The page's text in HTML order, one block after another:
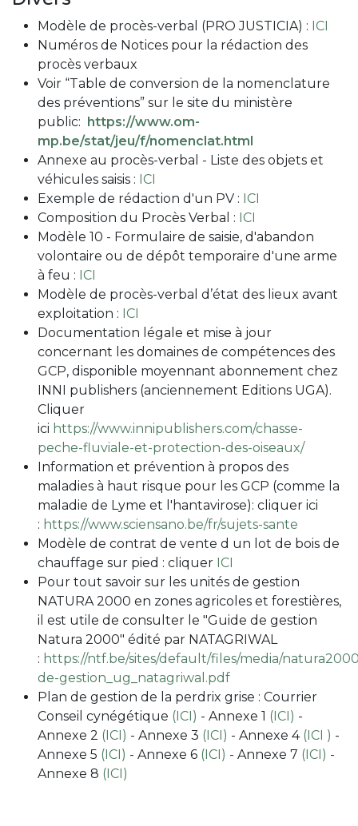
Modèle de procès-verbal (PRO JUSTICIA) : ICI
Numéros de Notices pour la rédaction des
procès verbaux
Voir “Table de conversion de la nomenclature
des préventions” sur le site du ministère
public: https://www.om-
mp.be/stat/jeu/f/nomenclat.html
Annexe au procès-verbal - Liste des objets et
véhicules saisis : ICI
Exemple de rédaction d'un PV : ICI
Composition du Procès Verbal : ICI
Modèle 10 - Formulaire de saisie, d'abandon
volontaire ou de dépôt temporaire d'une arme
à feu : ICI
Modèle de procès-verbal d’état des lieux avant
exploitation : ICI
Documentation légale et mise à jour
concernant les domaines de compétences des
GCP, disponible moyennant abonnement chez
INNI publishers (anciennement Editions UGA).
Cliquer
ici https://www.innipublishers.com/chasse-
peche-fluviale-et-protection-des-oiseaux/
Information et prévention à propos des
maladies à haut risque pour les GCP (comme la
maladie de Lyme et l'hantavirose): cliquer ici
: https://www.sciensano.be/fr/sujets-sante
Modèle de contrat de vente d un lot de bois de
chauffage sur pied : cliquer ICI
Pour tout savoir sur les unités de gestion
NATURA 2000 en zones agricoles et forestières,
il est utile de consulter le "Guide de gestion
Natura 2000" édité par NATAGRIWAL
: https://ntf.be/sites/default/files/media/
de-gestion_ug_natagriwal.pdf
Plan de gestion de la perdrix grise : Courrier
Conseil cynégétique (ICI) - Annexe 1 (ICI) -
Annexe 2 (ICI) - Annexe 3 (ICI) - Annexe 4 (ICI ) -
Annexe 5 (ICI) - Annexe 6 (ICI) - Annexe 7 (ICI) -
Annexe 8 (ICI)